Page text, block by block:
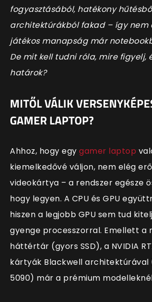
fogyasztásából, hatékony
architektúrákból fakad – így nem
játékos manapság már
De mit kell tudni róla, mire figyelj,
határok?
MITŐL VÁLIK
GAMER LAPTOP?
Ahhoz, hogy egy gamer laptop
kiemelkedővé váljon, nem elég
videokártya – a rendszer egésze
hogy legyen. A CPU és GPU
hiszen a legjobb GPU sem tud
gyenge processzorral. Emellett a
háttértár (gyors SSD), a NVIDIA
kártyák Blackwell architektúrával
5090) már a prémium